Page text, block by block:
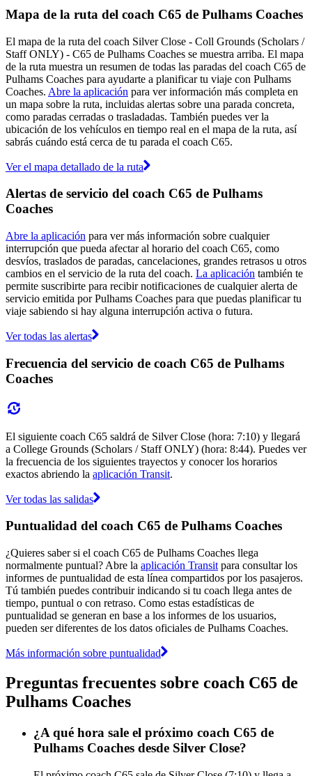
Mapa de la ruta del coach C65 de Pulhams Coaches
El mapa de la ruta del coach Silver Close - Coll Grounds (Scholars /
Staff ONLY) - C65 de Pulhams Coaches se muestra arriba. El mapa
de la ruta muestra un resumen de todas las paradas del coach C65 de
Pulhams Coaches para ayudarte a planificar tu viaje con Pulhams
Coaches. Abre la aplicación para ver información más completa en
un mapa sobre la ruta, incluidas alertas sobre una parada concreta,
como paradas cerradas o trasladadas. También puedes ver la
ubicación de los vehículos en tiempo real en el mapa de la ruta, así
sabrás cuándo está cerca de tu parada el coach C65.
Ver el mapa detallado de la ruta
Alertas de servicio del coach C65 de Pulhams
Coaches
Abre la aplicación para ver más información sobre cualquier
interrupción que pueda afectar al horario del coach C65, como
desvíos, traslados de paradas, cancelaciones, grandes retrasos u otros
cambios en el servicio de la ruta del coach. La aplicación también te
permite suscribirte para recibir notificaciones de cualquier alerta de
servicio emitida por Pulhams Coaches para que puedas planificar tu
viaje sabiendo si hay alguna interrupción activa o futura.
Ver todas las alertas
Frecuencia del servicio de coach C65 de Pulhams
Coaches
El siguiente coach C65 saldrá de Silver Close (hora: 7:10) y llegará
a College Grounds (Scholars / Staff ONLY) (hora: 8:44). Puedes ver
la frecuencia de los siguientes trayectos y conocer los horarios
exactos abriendo la aplicación Transit.
Ver todas las salidas
Puntualidad del coach C65 de Pulhams Coaches
¿Quieres saber si el coach C65 de Pulhams Coaches llega
normalmente puntual? Abre la aplicación Transit para consultar los
informes de puntualidad de esta línea compartidos por los pasajeros.
Tú también puedes contribuir indicando si tu coach llega antes de
tiempo, puntual o con retraso. Como estas estadísticas de
puntualidad se generan en base a los informes de los usuarios,
pueden ser diferentes de los datos oficiales de Pulhams Coaches.
Más información sobre puntualidad
Preguntas frecuentes sobre coach C65 de
Pulhams Coaches
¿A qué hora sale el próximo coach C65 de
Pulhams Coaches desde Silver Close?